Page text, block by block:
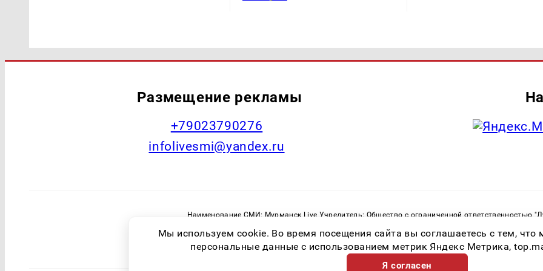
Размещение рекламы
+79023790276
infolivesmi@yandex.ru
Наименование СМИ: Мурманск Live Учредитель: Общество с ограниченной ответственностью
Зарегистрировавший орган: Федеральная служба по надзору в сфере связи, информационных технологий и
Регистрационный номер СМИ ЭЛ № ФС 77 - 82534 от 21.01.2022
Мы используем cookie. Во время посещения сайта вы соглашаетесь с тем,
персональные данные с использованием метрик Яндекс Метрика,
Я согласен